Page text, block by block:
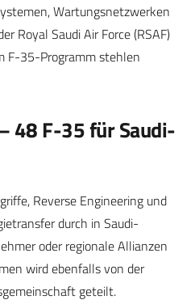
Wartungsnetzwerken
Royal Saudi Air Force (RSAF)
F-35-Programm stehlen
48 F-35 für Saudi-
Reverse Engineering und
durch in Saudi-
oder regionale Allianzen
wird ebenfalls von der
geteilt.